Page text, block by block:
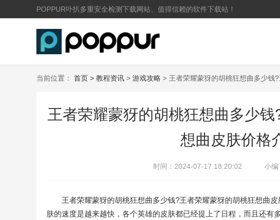
POPPUR卟扒多重安全检测下载网站、值得信赖的软件下载站！
当前位置： 首页 > 教程资讯 > 游戏攻略 > 王者荣耀蒙犽的胡桃狂想曲多少钱
王者荣耀蒙犽的胡桃狂想曲多少
想曲皮肤价格
时间： 2024-07-17 18:20:02 小编
王者荣耀蒙犽的胡桃狂想曲多少钱?王者荣耀蒙犽的胡桃狂想曲皮
肤的速度是越来越快，各个英雄的皮肤都已经提上了日程，而且还有